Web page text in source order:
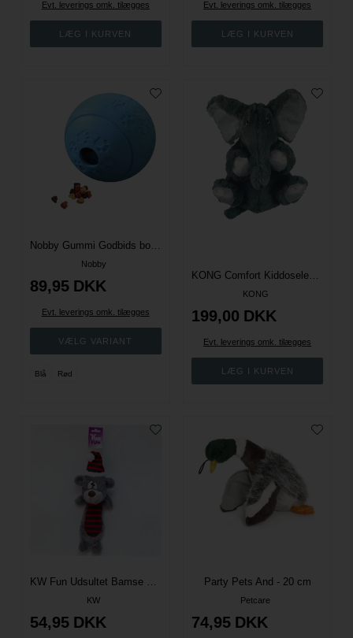
Evt. leverings omk. tilægges Evt. leverings omk. tilægges
Nobby Gummi Godbids bold 11 cm - Flere farver
Nobby
89,95 DKK
Evt. leverings omk. tilægges
Blå Rød
KONG
199,00 DKK
Evt. leverings omk. tilægges
KW Fun Udsultet Bamse m/ piv og knitre
KW
54,95 DKK
Party Pets And - 20 cm
Petcare
74,95 DKK